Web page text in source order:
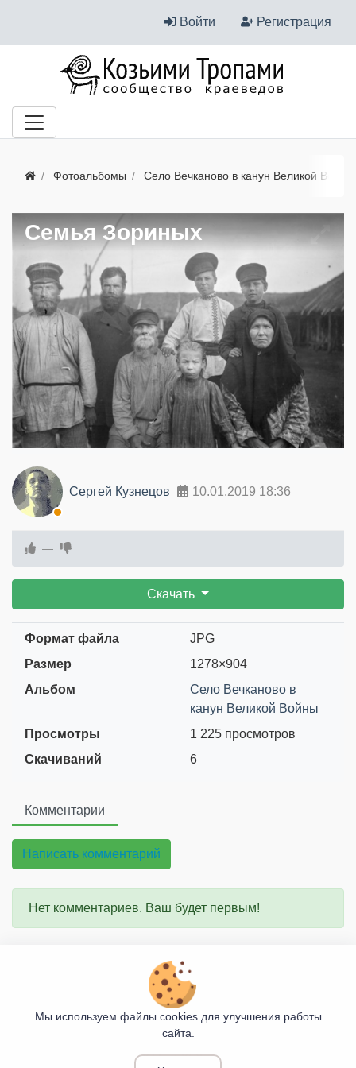
Войти Регистрация
Фотоальбомы Село Вечканово в канун Великой Войны
Семья Зориных
Сергей Кузнецов 10.01.2019 18:36
—
Скачать
Формат файла
JPG
Размер
1278×904
Альбом
Село Вечканово в
канун Великой Войны
Просмотры
1 225 просмотров
Скачиваний
6
Комментарии
Написать комментарий
Нет комментариев. Ваш будет первым!
Правила сайта
© 2017 - 2026
Мы используем файлы cookies для улучшения работы
сайта.